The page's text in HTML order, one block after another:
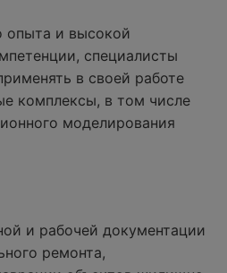
опыта и высокой
специалисты
в своей работе
комплексы, в том числе
моделирования
и рабочей документации
ремонта,